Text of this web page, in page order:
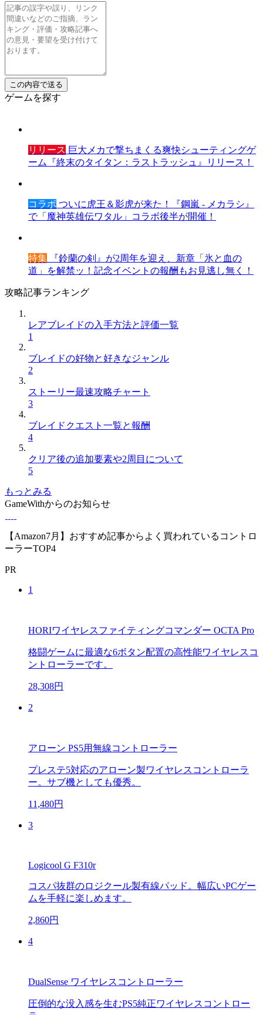
ゲームを探す
リリース 巨大メカで撃ちまくる爽快シューティングゲ
ーム『終末のタイタン：ラストラッシュ』リリース！
コラボ ついに虎王＆影虎が来た！『鋼嵐 - メカラシ』
で「魔神英雄伝ワタル」コラボ後半が開催！
特集 『鈴蘭の剣』が2周年を迎え、新章「氷と血の
道」を解禁ッ！記念イベントの報酬もお見逃し無く！
攻略記事ランキング
レアブレイドの入手方法と評価一覧
1
ブレイドの好物と好きなジャンル
2
ストーリー最速攻略チャート
3
ブレイドクエスト一覧と報酬
4
クリア後の追加要素や2周目について
5
もっとみる
GameWithからのお知らせ
【Amazon7月】おすすめ記事からよく買われているコントロ
ーラーTOP4
PR
1
HORIワイヤレスファイティングコマンダー OCTA Pro
格闘ゲームに最適な6ボタン配置の高性能ワイヤレスコ
ントローラーです。
28,308円
2
アローン PS5用無線コントローラー
プレステ5対応のアローン製ワイヤレスコントローラ
ー。サブ機としても優秀。
11,480円
3
Logicool G F310r
コスパ抜群のロジクール製有線パッド。幅広いPCゲー
ムを手軽に楽しめます。
2,860円
4
DualSense ワイヤレスコントローラー
圧倒的な没入感を生むPS5純正ワイヤレスコントロー